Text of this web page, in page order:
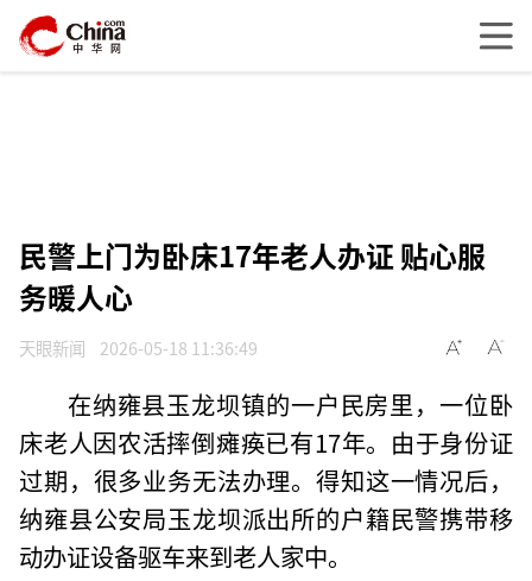
民警上门为卧床17年老人办证 贴心服
务暖人心
天眼新闻 2026-05-18 11:36:49
在纳雍县玉龙坝镇的一户民房里，一位卧
床老人因农活摔倒瘫痪已有17年。由于身份证
过期，很多业务无法办理。得知这一情况后，
纳雍县公安局玉龙坝派出所的户籍民警携带移
动办证设备驱车来到老人家中。